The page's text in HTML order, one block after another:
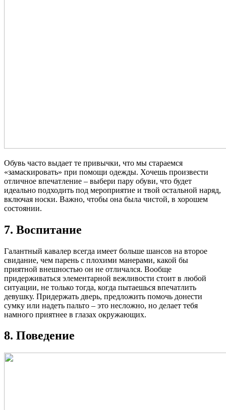
Обувь часто выдает те привычки, что мы стараемся
«замаскировать» при помощи одежды. Хочешь произвести
отличное впечатление – выбери пару обуви, что будет
идеально подходить под мероприятие и твой остальной наряд,
включая носки. Важно, чтобы она была чистой, в хорошем
состоянии.
7. Воспитание
Галантный кавалер всегда имеет больше шансов на второе
свидание, чем парень с плохими манерами, какой бы
приятной внешностью он не отличался. Вообще
придерживаться элементарной вежливости стоит в любой
ситуации, не только тогда, когда пытаешься впечатлить
девушку. Придержать дверь, предложить помочь донести
сумку или надеть пальто – это несложно, но делает тебя
намного приятнее в глазах окружающих.
8. Поведение